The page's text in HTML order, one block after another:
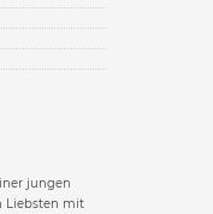
jungen
Liebsten mit